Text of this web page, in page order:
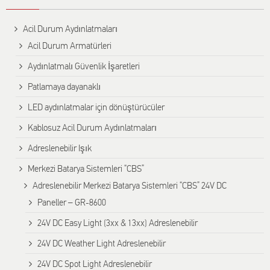
Αcil Durum Aydınlatmaları
Acil Durum Armatürleri
Aydınlatmalı Güvenlik İşaretleri
Patlamaya dayanaklı
LED aydınlatmalar için dönüştürücüler
Kablosuz Acil Durum Aydınlatmaları
Adreslenebilir Işık
Merkezi Batarya Sistemleri “CBS”
Adreslenebilir Merkezi Batarya Sistemleri “CBS” 24V DC
Paneller – GR-8600
24V DC Easy Light (3xx & 13xx) Adreslenebilir
24V DC Weather Light Adreslenebilir
24V DC Spot Light Adreslenebilir